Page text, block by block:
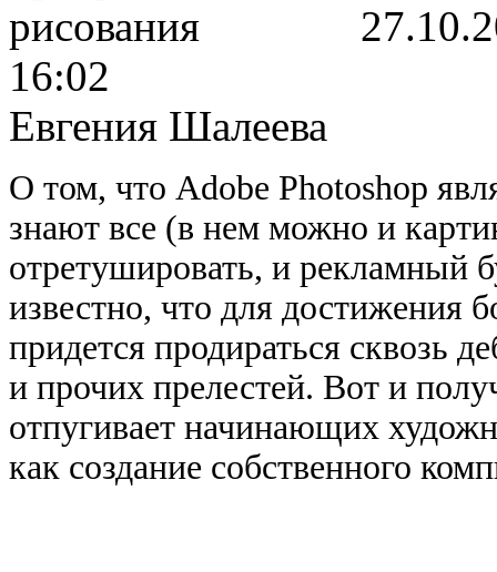
16:02
Евгения Шалеева
О том, что Adobe Photoshop
знают все (в нем можно и
отретушировать, и рекламный
известно, что для достижения
придется продираться сквозь
и прочих прелестей. Вот и
отпугивает начинающих
как создание собственного